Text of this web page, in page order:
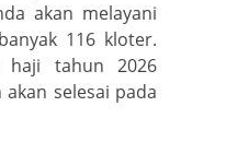
akan melayani
116 kloter.
haji tahun 2026
selesai pada